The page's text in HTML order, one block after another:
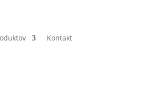
Kontakt